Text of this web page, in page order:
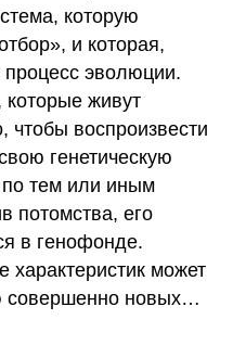
которую
и которая,
эволюции.
живут
чтобы воспроизвести
генетическую
тем или иным
потомства, его
в генофонде.
может
совершенно новых…